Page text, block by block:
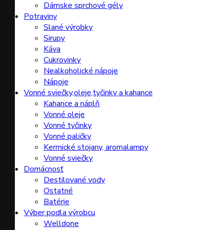
Dámske sprchové gély
Potraviny
Slané výrobky
Sirupy
Káva
Cukrovinky
Nealkoholické nápoje
Nápoje
Vonné sviečky,oleje,tyčinky a kahance
Kahance a náplň
Vonné oleje
Vonné tyčinky
Vonné paličky
Kermické stojany, aromalampy
Vonné sviečky
Domácnosť
Destilované vody
Ostatné
Batérie
Výber podla výrobcu
Welldone